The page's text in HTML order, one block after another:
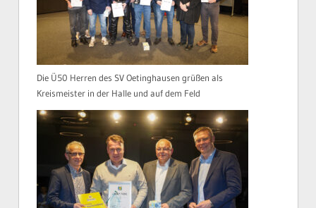
Die Ü50 Herren des SV Oetinghausen grüßen als
Kreismeister in der Halle und auf dem Feld